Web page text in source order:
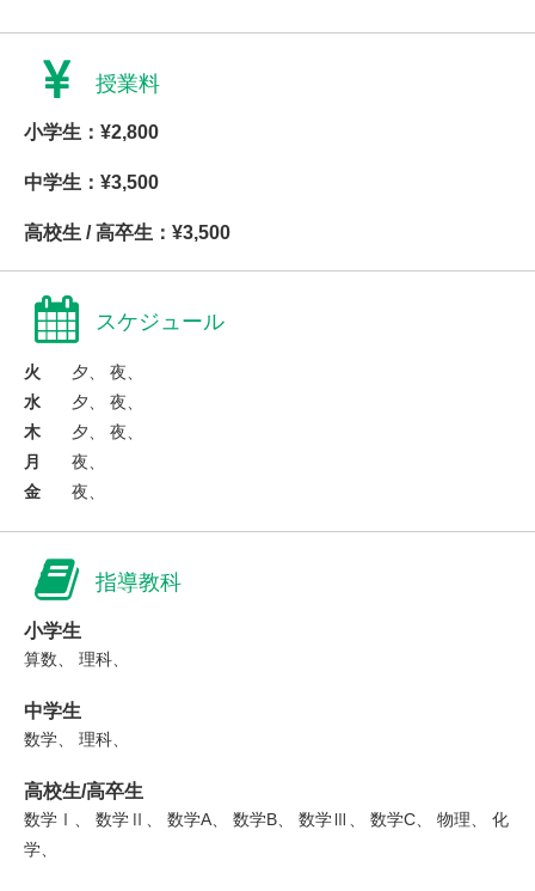
授業料
小学生：¥2,800
中学生：¥3,500
高校生 / 高卒生：¥3,500
スケジュール
火
夕、 夜、
水
夕、 夜、
木
夕、 夜、
月
夜、
金
夜、
指導教科
小学生
算数、 理科、
中学生
数学、 理科、
高校生/高卒生
数学Ⅰ、 数学Ⅱ、 数学A、 数学B、 数学Ⅲ、 数学C、 物理、 化
学、